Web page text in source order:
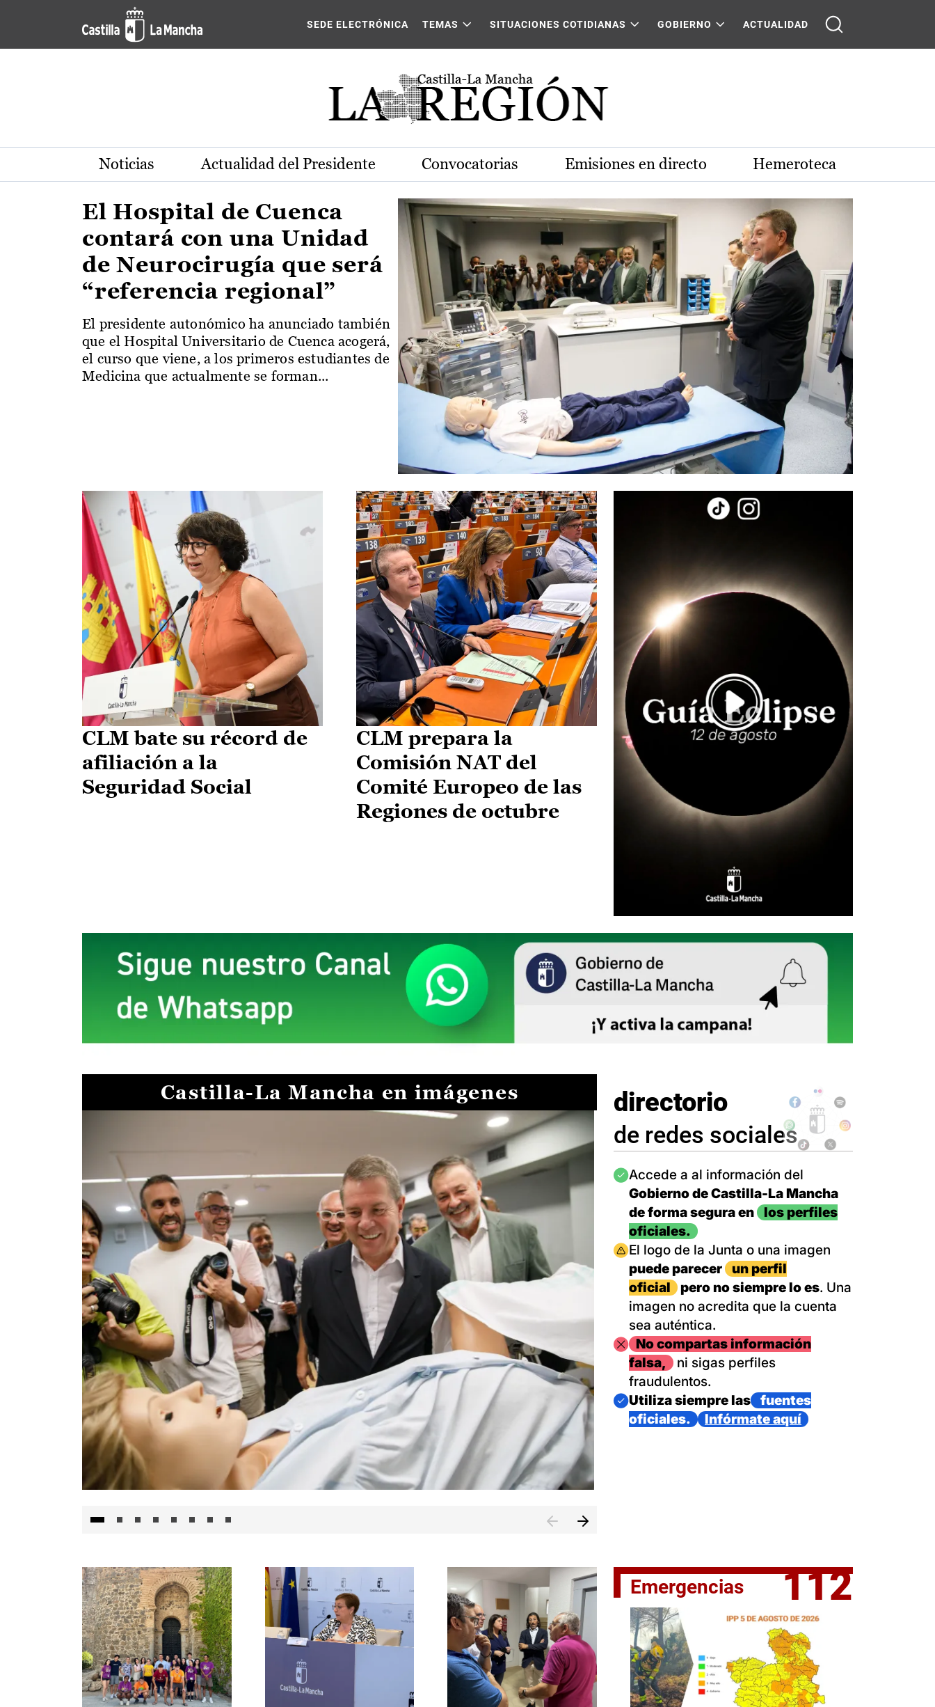
Pasar al contenido principal
Actualidad de la región de Castilla-La Mancha
SEDE ELECTRÓNICA TEMAS SITUACIONES COTIDIANAS GOBIERNO ACTUALIDAD
Noticias Actualidad del Presidente Convocatorias Emisiones en directo Hemeroteca
El Hospital de Cuenca
contará con una Unidad
de Neurocirugía que será
“referencia regional”
El presidente autonómico ha anunciado también
que el Hospital Universitario de Cuenca acogerá,
el curso que viene, a los primeros estudiantes de
Medicina que actualmente se forman...
CLM bate su récord de
afiliación a la
Seguridad Social
CLM prepara la
Comisión NAT del
Comité Europeo de las
Regiones de octubre
Castilla-La Mancha en imágenes
El jefe del Ejecutivo castellanomanchego, Emiliano García-
directorio
de redes sociales
Imagen
Accede a al información del
Gobierno de Castilla-La Mancha
de forma segura en
los perfiles
oficiales.
Imagen
El logo de la Junta o una imagen
puede parecer
un perfil
oficial
pero no siempre lo es. Una
imagen no acredita que la cuenta
sea auténtica.
ImagenNo compartas información
falsa,
ni sigas perfiles
fraudulentos.
Imagen
Utiliza siempre las
fuentes
oficiales.
Infórmate aquí
Emergencias 112